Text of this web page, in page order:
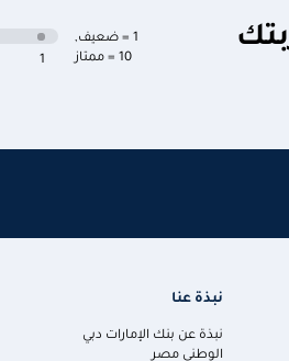
1 = ضعيف
,
10 = ممتاز
1
نبذة عنا
نبذة عن بنك الإمارات دبي
الوطني مصر